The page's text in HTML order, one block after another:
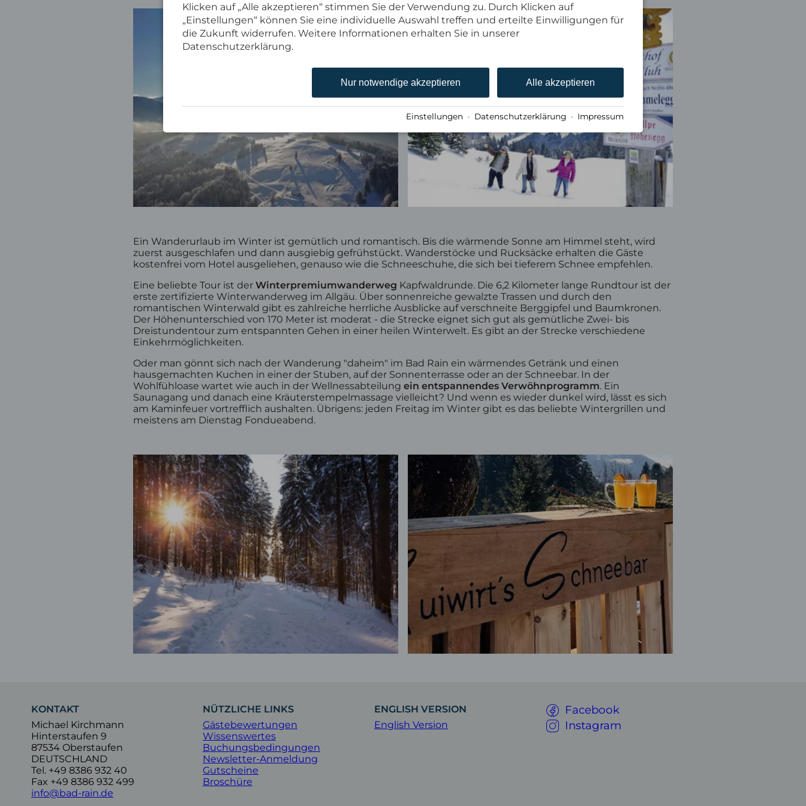
Ein Wanderurlaub im Winter ist gemütlich und romantisch. Bis die wärmende Sonne am Himmel steht, wird
zuerst ausgeschlafen und dann ausgiebig gefrühstückt. Wanderstöcke und Rucksäcke erhalten die Gäste
kostenfrei vom Hotel ausgeliehen, genauso wie die Schneeschuhe, die sich bei tieferem Schnee empfehlen.
Eine beliebte Tour ist der Winterpremiumwanderweg Kapfwaldrunde. Die 6,2 Kilometer lange Rundtour ist der
erste zertifizierte Winterwanderweg im Allgäu. Über sonnenreiche gewalzte Trassen und durch den
romantischen Winterwald gibt es zahlreiche herrliche Ausblicke auf verschneite Berggipfel und Baumkronen.
Der Höhenunterschied von 170 Meter ist moderat - die Strecke eignet sich gut als gemütliche Zwei- bis
Dreistundentour zum entspannten Gehen in einer heilen Winterwelt. Es gibt an der Strecke verschiedene
Einkehrmöglichkeiten.
Oder man gönnt sich nach der Wanderung "daheim" im Bad Rain ein wärmendes Getränk und einen
hausgemachten Kuchen in einer der Stuben, auf der Sonnenterrasse oder an der Schneebar. In der
Wohlfühloase wartet wie auch in der Wellnessabteilung ein entspannendes Verwöhnprogramm. Ein
Saunagang und danach eine Kräuterstempelmassage vielleicht? Und wenn es wieder dunkel wird, lässt es sich
am Kaminfeuer vortrefflich aushalten. Übrigens: jeden Freitag im Winter gibt es das beliebte Wintergrillen und
meistens am Dienstag Fondueabend.
KONTAKT
Michael Kirchmann
Hinterstaufen 9
87534 Oberstaufen
DEUTSCHLAND
Tel. +49 8386 932 40
Fax +49 8386 932 499
info@bad-rain.de
NÜTZLICHE LINKS
Gästebewertungen
Wissenswertes
Buchungsbedingungen
Newsletter-Anmeldung
Gutscheine
Broschüre
ENGLISH VERSION
English Version
Facebook
Instagram
Klicken auf „Alle akzeptieren“ stimmen Sie der Verwendung zu. Durch Klicken auf
„Einstellungen“ können Sie eine individuelle Auswahl treffen und erteilte Einwilligungen für
die Zukunft widerrufen. Weitere Informationen erhalten Sie in unserer
Datenschutzerklärung.
Alle akzeptieren
Nur notwendige akzeptieren
Einstellungen · Datenschutzerklärung · Impressum